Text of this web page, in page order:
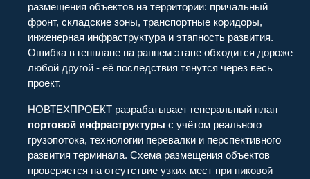
размещения объектов на территории: причальный
фронт, складские зоны, транспортные коридоры,
инженерная инфраструктура и этапность развития.
Ошибка в генплане на раннем этапе обходится дороже
любой другой - её последствия тянутся через весь
проект.
НОВТЕХПРОЕКТ разрабатывает генеральный план
портовой инфраструктуры с учётом реального
грузопотока, технологии перевалки и перспективного
развития терминала. Схема размещения объектов
проверяется на отсутствие узких мест при пиковой